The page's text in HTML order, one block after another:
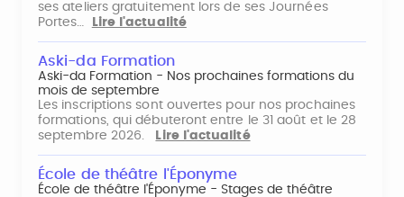
ses ateliers gratuitement lors de ses Journées
Portes…
Lire l'actualité
Aski-da Formation
Aski-da Formation - Nos prochaines formations du
mois de septembre
Les inscriptions sont ouvertes pour nos prochaines
formations, qui débuteront entre le 31 août et le 28
septembre 2026.
Lire l'actualité
École de théâtre l'Éponyme
École de théâtre l'Éponyme - Stages de théâtre